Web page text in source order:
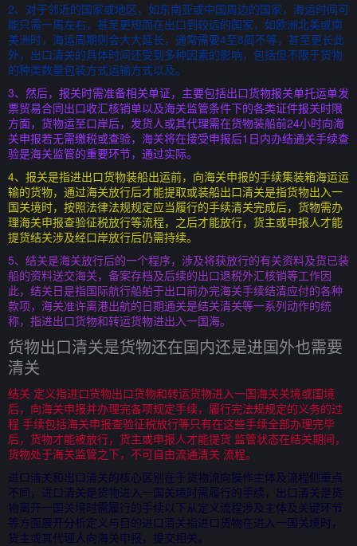
2、对于邻近的国家或地区，如东南亚或中国周边的国家，海运时间可
能只需一周左右，甚至更短而在出口到较远的国家，如欧洲北美或南
美洲时，海运周期则会大大延长，通常需要4至8周不等，甚至更长此
外，出口清关的具体时间还受到多种因素的影响，包括但不限于货物
的种类数量包装方式运输方式以及。
3、然后，报关时需准备相关单证，主要包括出口货物报关单托运单发
票贸易合同出口收汇核销单以及海关监管条件下的各类证件报关时限
方面，货物运至口岸后，发货人或其代理需在货物装船前24小时向海
关申报若无需缴税或查验，海关将在接受申报后1日内办结通关手续查
验是海关监管的重要环节，通过实际。
4、报关是指进出口货物装船出运前，向海关申报的手续集装箱海运运
输的货物，通过海关放行后才能提取或装船出口清关是指货物出入一
国关境时，按照法律法规规定应当履行的手续清关完成后，货物需办
理海关申报查验征税放行等流程，之后才能放行，货主或申报人才能
提货结关涉及经口岸放行后仍需持续。
5、结关是海关放行后的一个程序，涉及将获放行的有关资料及货已装
船的资料送交海关，备案存档及后续的出口退税外汇核销等工作因
此，结关日是指国际航行船舶于出口前办完海关手续结清应付的各种
款项，海关准许离港出航的日期通关是结关清关等一系列动作的统
称，指进出口货物和转运货物进出入一国海。
货物出口清关是货物还在国内还是进国外也需要
清关
结关 定义指进口货物出口货物和转运货物进入一国海关关境或国境
后，向海关申报并办理完各项规定手续，履行完法规规定的义务的过
程 手续包括海关申报查验征税放行等只有在这些手续全部办理完毕
后，货物才能被放行，货主或申报人才能提货 监管状态在结关期间，
货物处于海关监管之下，不可自由流通清关 流程。
进口清关和出口清关的核心区别在于货物流向操作主体及流程侧重点
不同，进口清关是货物进入一国关境时需履行的手续，出口清关是货
物离开一国关境时需履行的手续以下从定义流程涉及主体及关键环节
等方面展开分析定义与目的进口清关指进口货物在进入一国关境时，
货主或其代理人向海关申报，提交相关。